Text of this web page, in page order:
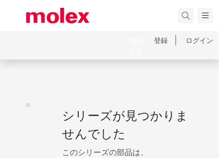
登録 ログイン
シリーズが見つかりま
せんでした
このシリーズの部品は、